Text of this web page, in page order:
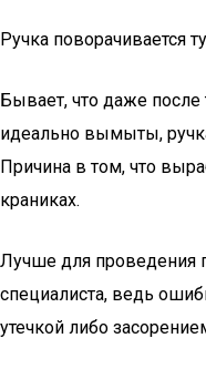
Ручка поворачивается
Бывает, что даже
идеально вымыты,
Причина в том, что
краниках.
Лучше для проведения
специалиста, ведь
утечкой либо